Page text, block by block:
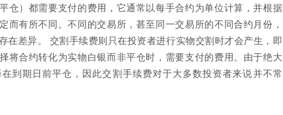
仓）都需要支付的费用，它通常以每手合约为单位计算，并根据
而有所不同。不同的交易所，甚至同一交易所的不同合约月份，
在差异。 交割手续费则只在投资者进行实物交割时才会产生，即
将合约转化为实物白银而非平仓时，需要支付的费用。由于绝大
到期日前平仓，因此交割手续费对于大多数投资者来说并不常